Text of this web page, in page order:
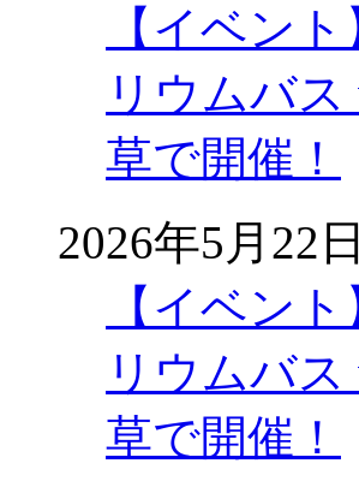
【イベン
リウムバ
草で開催！
2026年5月22日
【イベン
リウムバ
草で開催！